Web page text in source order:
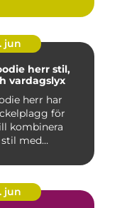
jun
herr stil,
vardagslyx
herr har
för
kombinera
med
jun